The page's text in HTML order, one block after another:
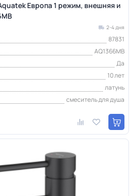
Европа 1 режим, внешняя и
2-4 дня
87831
AQ1366MB
Да
10 лет
латунь
смеситель для душа